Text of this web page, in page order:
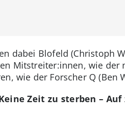
dabei Blofeld (Christoph
Mitstreiter:innen, wie der
wie der Forscher Q (Ben
Zeit zu sterben –